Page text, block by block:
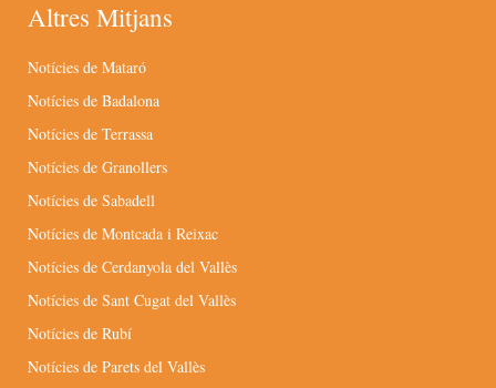
Altres Mitjans
Notícies de Mataró
Notícies de Badalona
Notícies de Terrassa
Notícies de Granollers
Notícies de Sabadell
Notícies de Montcada i Reixac
Notícies de Cerdanyola del Vallès
Notícies de Sant Cugat del Vallès
Notícies de Rubí
Notícies de Parets del Vallès